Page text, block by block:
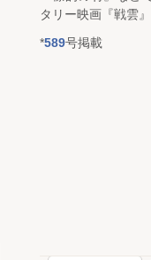
タリー映画『戦雲
*589号掲載